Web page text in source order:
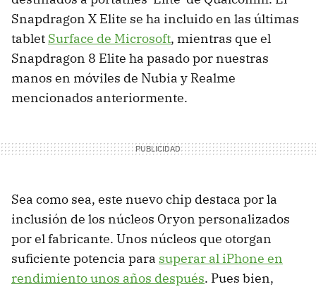
Snapdragon X Elite se ha incluido en las últimas
tablet Surface de Microsoft, mientras que el
Snapdragon 8 Elite ha pasado por nuestras
manos en móviles de Nubia y Realme
mencionados anteriormente.
Sea como sea, este nuevo chip destaca por la
inclusión de los núcleos Oryon personalizados
por el fabricante. Unos núcleos que otorgan
suficiente potencia para superar al iPhone en
rendimiento unos años después. Pues bien,